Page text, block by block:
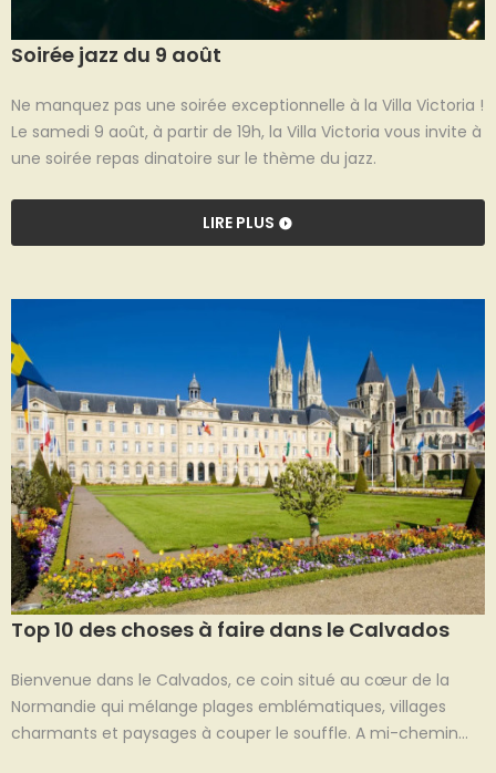
Soirée jazz du 9 août
Ne manquez pas une soirée exceptionnelle à la Villa Victoria !
Le samedi 9 août, à partir de 19h, la Villa Victoria vous invite à
une soirée repas dinatoire sur le thème du jazz.
LIRE PLUS
Top 10 des choses à faire dans le Calvados
Bienvenue dans le Calvados, ce coin situé au cœur de la
Normandie qui mélange plages emblématiques, villages
charmants et paysages à couper le souffle. A mi-chemin